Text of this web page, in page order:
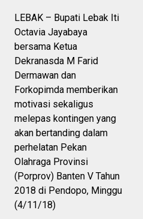
LEBAK – Bupati Lebak Iti
Octavia Jayabaya
bersama Ketua
Dekranasda M Farid
Dermawan dan
Forkopimda memberikan
motivasi sekaligus
melepas kontingen yang
akan bertanding dalam
perhelatan Pekan
Olahraga Provinsi
(Porprov) Banten V Tahun
2018 di Pendopo, Minggu
(4/11/18)